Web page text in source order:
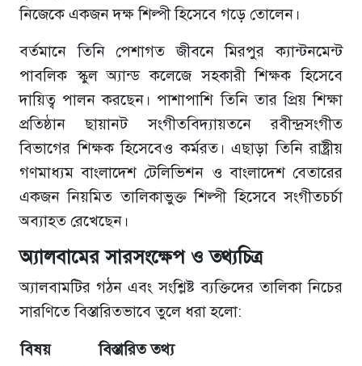
নিজেকে একজন দক্ষ শিল্পী হিসেবে গড়ে তোলেন।
বর্তমানে তিনি পেশাগত জীবনে মিরপুর ক্যান্টনমেন্ট
পাবলিক স্কুল অ্যান্ড কলেজে সহকারী শিক্ষক হিসেবে
দায়িত্ব পালন করছেন। পাশাপাশি তিনি তার প্রিয় শিক্ষা
প্রতিষ্ঠান ছায়ানট সংগীতবিদ্যায়তনে রবীন্দ্রসংগীত
বিভাগের শিক্ষক হিসেবেও কর্মরত। এছাড়া তিনি রাষ্ট্রীয়
গণমাধ্যম বাংলাদেশ টেলিভিশন ও বাংলাদেশ বেতারের
একজন নিয়মিত তালিকাভুক্ত শিল্পী হিসেবে সংগীতচর্চা
অব্যাহত রেখেছেন।
অ্যালবামের সারসংক্ষেপ ও তথ্যচিত্র
অ্যালবামটির গঠন এবং সংশ্লিষ্ট ব্যক্তিদের তালিকা নিচের
সারণিতে বিস্তারিতভাবে তুলে ধরা হলো:
বিষয়
বিস্তারিত তথ্য